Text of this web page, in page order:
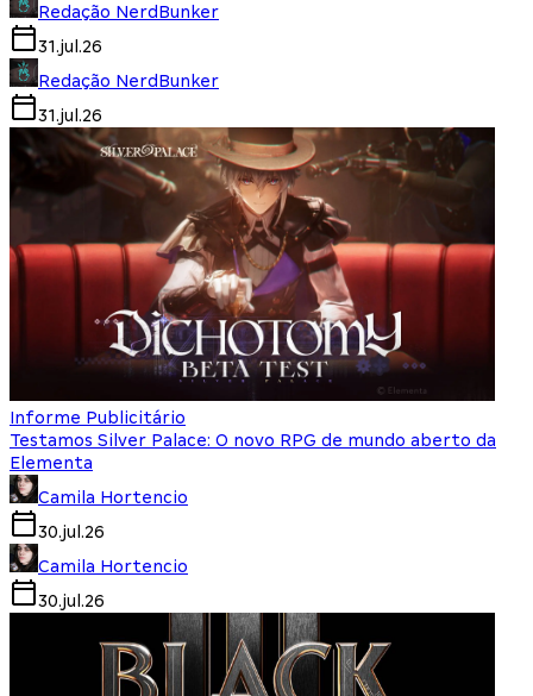
Redação NerdBunker
31.jul.26
Redação NerdBunker
31.jul.26
Informe Publicitário
Testamos Silver Palace: O novo RPG de mundo aberto da
Elementa
Camila Hortencio
30.jul.26
Camila Hortencio
30.jul.26